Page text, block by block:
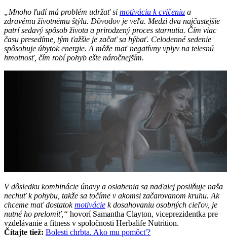
„Mnoho ľudí má problém udržať si motiváciu k cvičeniu a
zdravému životnému štýlu. Dôvodov je veľa. Medzi dva najčastejšie
patrí sedavý spôsob života a prirodzený proces starnutia. Čím viac
času presedíme, tým ťažšie je začať sa hýbať. Celodenné sedenie
spôsobuje úbytok energie. A môže mať negatívny vplyv na telesnú
hmotnosť, čím robí pohyb ešte náročnejším.
V dôsledku kombinácie únavy a oslabenia sa naďalej posilňuje naša
nechuť k pohybu, takže sa točíme v akomsi začarovanom kruhu. Ak
chceme mať dostatokmotivácie k dosahovaniu osobných cieľov, je
nutné ho prelomiť,“ hovorí Samantha Clayton, viceprezidentka pre
vzdelávanie a fitness v spoločnosti Herbalife Nutrition.
Čítajte tiež: Bolesti chrbta. Ako mu pomôcť?